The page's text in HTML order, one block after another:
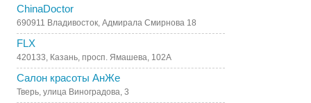
ChinaDoctor
690911 Владивосток, Адмирала Смирнова 18
FLX
420133, Казань, просп. Ямашева, 102А
Салон красоты АнЖе
Тверь, улица Виноградова, 3